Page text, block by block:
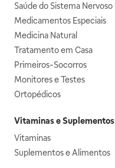
Saúde do Sistema Nervoso
Medicamentos Especiais
Medicina Natural
Tratamento em Casa
Primeiros-Socorros
Monitores e Testes
Ortopédicos
Vitaminas e Suplementos
Vitaminas
Suplementos e Alimentos